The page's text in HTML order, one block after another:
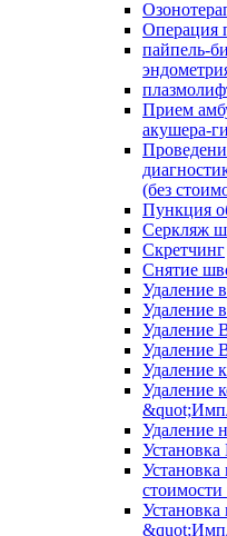
Операция
пайпель-
Прием
акушера-
(без
Пункция
Серкляж
Скретчинг
Снятие
Удаление
Удаление
Удаление
Удаление
Удаление
Удаление
Удаление
Установка
стоимости
Установка